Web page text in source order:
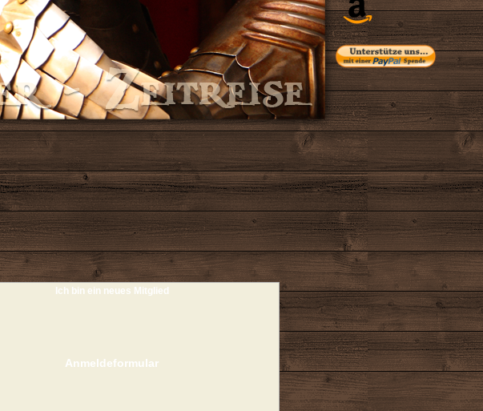
Ich bin ein neues Mitglied
Anmeldeformular